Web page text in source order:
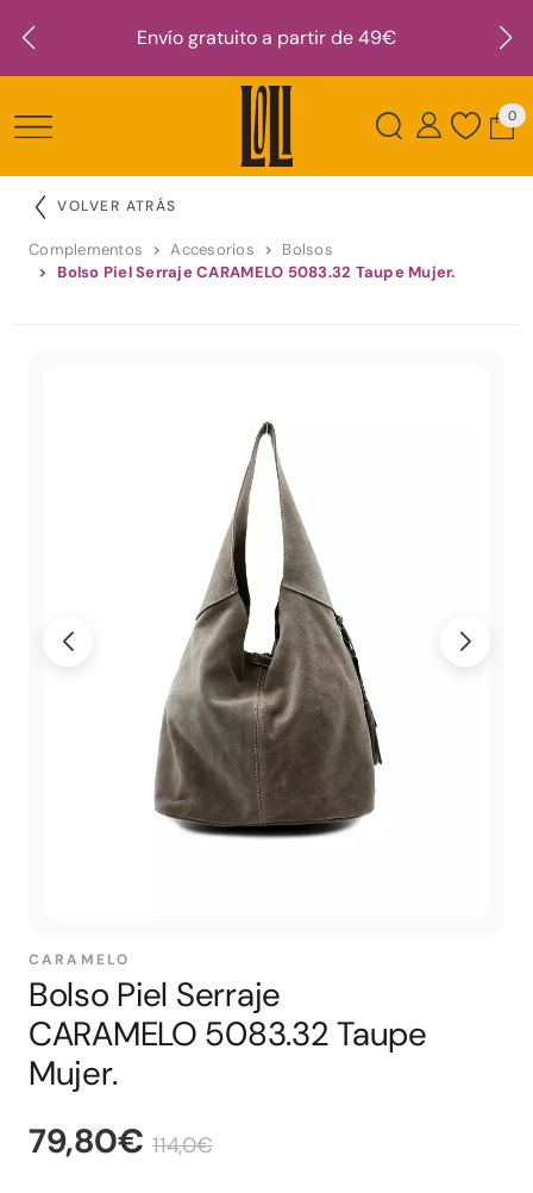
Envío gratuito a partir de 49€
0
VOLVER ATRÁS
Complementos Accesorios
Bolsos
Bolso Piel Serraje CARAMELO 5083.32 Taupe Mujer.
CARAMELO
Bolso Piel Serraje
CARAMELO 5083.32 Taupe
Mujer.
79,80€ 114,0€